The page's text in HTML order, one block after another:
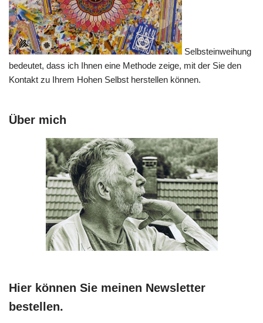
Selbsteinweihung
bedeutet, dass ich Ihnen eine Methode zeige, mit der Sie den
Kontakt zu Ihrem Hohen Selbst herstellen können.
Über mich
Hier können Sie meinen Newsletter
bestellen.